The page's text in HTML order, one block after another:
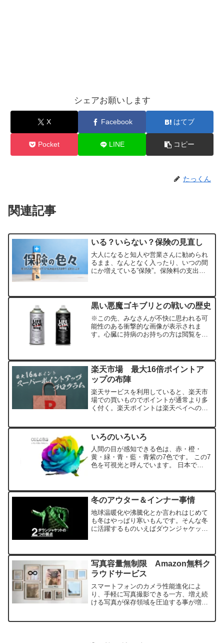
シェアお願いします
X Facebook はてブ
Pocket LINE コピー
たっくん
関連記事
いる？いらない？保険の見直し
大人になると知人や営業さんに勧められ
るまま、なんとなく入ったり、いつの間
にか増えている”保険”。保険料の支出は
的について考えてみましょう。大前提
保険は”もしも”の場合...
黒い悪魔ゴキブリとの戦いの歴史
※この先、みなさんが不快に思われる可
能性のある衝撃的な画像が表示されま
す。心臓に持病のお持ちの方は閲覧をお
ツらが出てくる季節ですよね。厄介なヤ
ツら。そう、あの黒くて、す...
楽天市場 最大16倍ポイントア
ップの布陣
楽天サービスを利用していると、楽天市
場での買いものでポイントが通常より多
く付く。楽天ポイントは楽天ペイへの充
ない。これが楽天経済圏です。私は5.5倍
でいつも楽天市場を利...
いろのいろいろ
人間の目が感知できる色は、赤・橙・
黄・緑・青・藍・青紫の7色です。 この7
色を可視光と呼んでいます。 日本で
で、可視光の中でいちばん波長が長い赤
より長い光は赤外...
冬のアウター＆インナー事情
地球温暖化や沸騰化とか言われはじめて
も冬はやっぱり寒いもんです。そんな冬
に活躍するものいえばダウンジャケット
カジュアル的な傾向もあって通勤で来て
いる方も多くお見掛けしま...
写真容量無制限 Amazon無料ク
ラウドサービス
スマートフォンのカメラ性能進化によ
り、手軽に写真撮影できる一方、増え続
ける写真が保存領域を圧迫する事が増え